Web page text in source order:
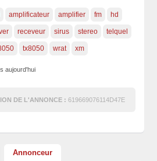
amplificateur amplifier fm hd
receveur sirus stereo telquel
tx8050 wrat xm
aujourd'hui
DE L'ANNONCE : 619669076114D47E
Annonceur